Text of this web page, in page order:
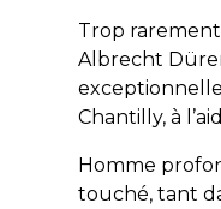
Trop
Albrecht Dürer
Chantilly, à
Homme
touché, tant